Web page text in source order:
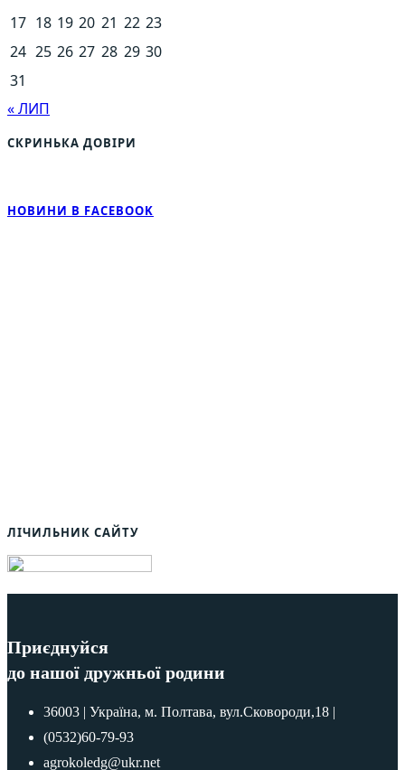
17 18 19 20 21 22 23
24 25 26 27 28 29 30
31
« ЛИП
СКРИНЬКА ДОВІРИ
НОВИНИ В FACEBOOK
ЛІЧИЛЬНИК САЙТУ
Приєднуйся
до нашої дружньої родини
36003 | Україна, м. Полтава, вул.Сковороди,18 |
(0532)60-79-93
agrokoledg@ukr.net